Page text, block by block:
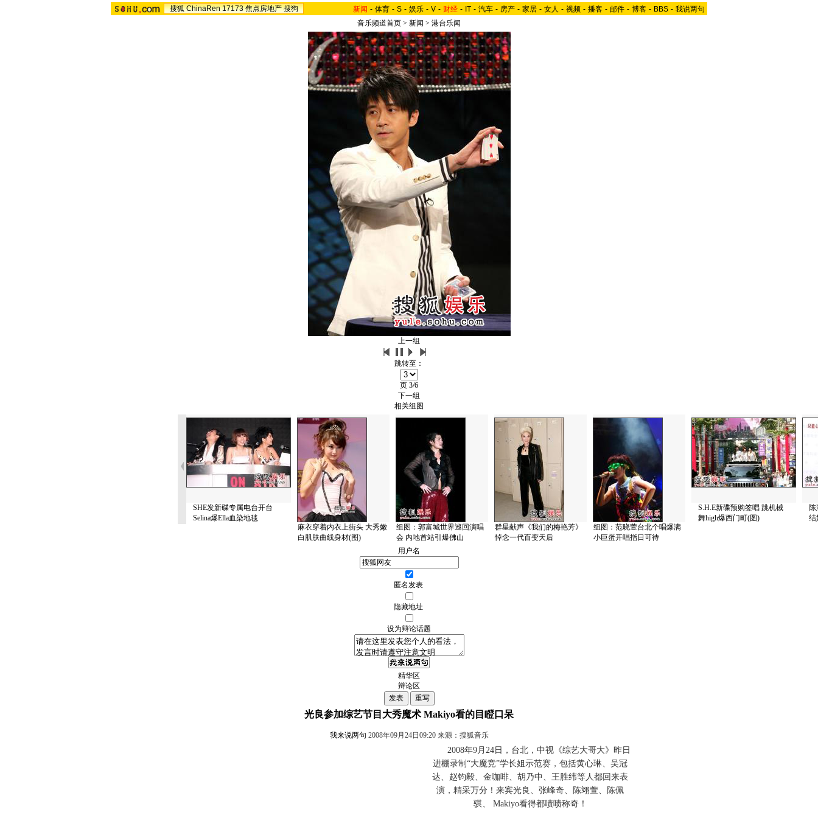
搜狐 ChinaRen 17173 焦点房地产 搜狗 新闻 - 体育 - S - 娱乐 - V - 财经 - IT - 汽车 - 房产 - 家居 - 女人 - 视频 - 播客 - 邮件 - 博客 - BBS - 我说两句
音乐频道首页 > 新闻 > 港台乐闻
上一组
跳转至：
页 3/6
下一组
相关组图
SHE发新碟专属电台开台
Selina爆Ella血染地毯
麻衣穿着内衣上街头 大秀嫩
白肌肤曲线身材(图)
组图：郭富城世界巡回演唱
会 内地首站引爆佛山
群星献声《我们的梅艳芳》
悼念一代百变天后
组图：范晓萱台北个唱爆满
小巨蛋开唱指日可待
S.H.E新碟预购签唱 跳机械
舞high爆西门町(图)
结
用户名
匿名发表
隐藏地址
设为辩论话题
精华区
辩论区
光良参加综艺节目大秀魔术 Makiyo看的目瞪口呆
我来说两句 2008年09月24日09:20 来源：搜狐音乐
2008年9月24日，台北，中视《综艺大哥大》昨日
进棚录制“大魔竞”学长姐示范赛，包括黄心琳、吴冠
达、赵钧毅、金咖啡、胡乃中、王胜纬等人都回来表
演，精采万分！来宾光良、张峰奇、陈翊萱、陈佩
骐、 Makiyo看得都啧啧称奇！